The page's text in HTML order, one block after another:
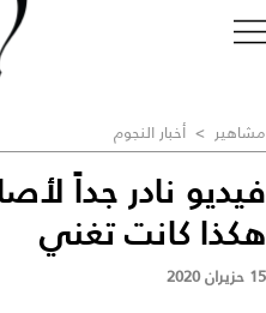
مشاهير > أخبار النجوم
فيديو نادر جداً
هكذا كانت تغني
15 حزيران 2020